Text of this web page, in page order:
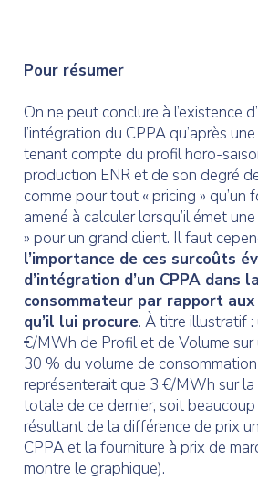
Pour résumer
On ne peut conclure à l’existence
l’intégration du CPPA qu’après
tenant compte du profil horo-
production ENR et de son degré
comme pour tout « pricing » qu’un
amené à calculer lorsqu’il émet
» pour un grand client. Il faut
l’importance de ces surcoûts
d’intégration d’un CPPA dans
consommateur par rapport
qu’il lui procure. À titre illustratif
€/MWh de Profil et de Volume sur
30 % du volume de
représenterait que 3 €/MWh sur
totale de ce dernier, soit
résultant de la différence de prix
CPPA et la fourniture à prix de
montre le graphique).